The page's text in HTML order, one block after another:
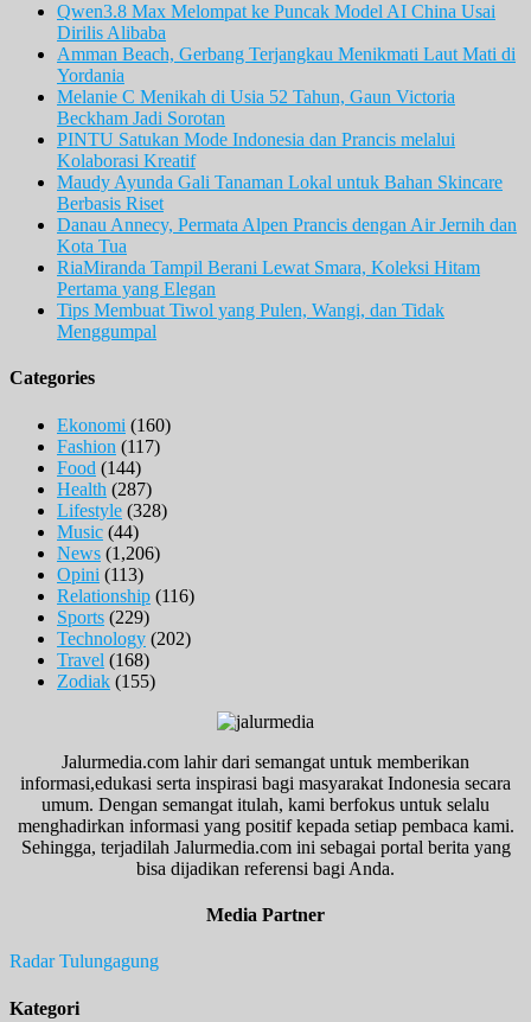
Qwen3.8 Max Melompat ke Puncak Model AI China Usai
Dirilis Alibaba
Amman Beach, Gerbang Terjangkau Menikmati Laut Mati di
Yordania
Melanie C Menikah di Usia 52 Tahun, Gaun Victoria
Beckham Jadi Sorotan
PINTU Satukan Mode Indonesia dan Prancis melalui
Kolaborasi Kreatif
Maudy Ayunda Gali Tanaman Lokal untuk Bahan Skincare
Berbasis Riset
Danau Annecy, Permata Alpen Prancis dengan Air Jernih dan
Kota Tua
RiaMiranda Tampil Berani Lewat Smara, Koleksi Hitam
Pertama yang Elegan
Tips Membuat Tiwol yang Pulen, Wangi, dan Tidak
Menggumpal
Categories
Ekonomi (160)
Fashion (117)
Food (144)
Health (287)
Lifestyle (328)
Music (44)
News (1,206)
Opini (113)
Relationship (116)
Sports (229)
Technology (202)
Travel (168)
Zodiak (155)
Jalurmedia.com lahir dari semangat untuk memberikan
informasi,edukasi serta inspirasi bagi masyarakat Indonesia secara
umum. Dengan semangat itulah, kami berfokus untuk selalu
menghadirkan informasi yang positif kepada setiap pembaca kami.
Sehingga, terjadilah Jalurmedia.com ini sebagai portal berita yang
bisa dijadikan referensi bagi Anda.
Media Partner
Radar Tulungagung
Kategori